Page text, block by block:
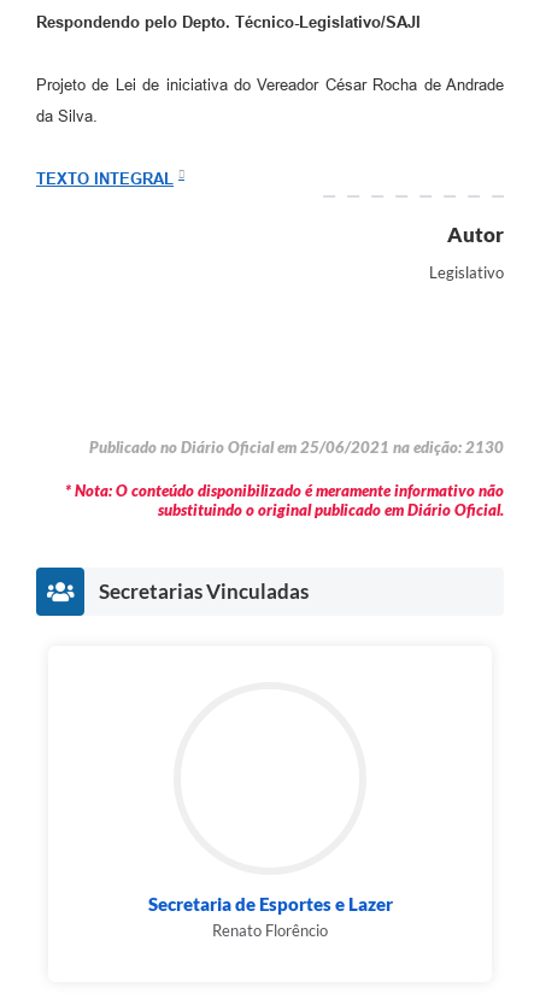
Respondendo pelo Depto. Técnico-Legislativo/SAJI
Projeto de Lei de iniciativa do Vereador César Rocha de Andrade
da Silva.
TEXTO INTEGRAL
Autor
Legislativo
Publicado no Diário Oficial em 25/06/2021 na edição: 2130
* Nota: O conteúdo disponibilizado é meramente informativo não
substituindo o original publicado em Diário Oficial.
Secretarias Vinculadas
Secretaria de Esportes e Lazer
Renato Florêncio